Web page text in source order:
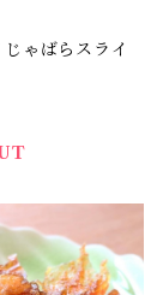
ゃばらスライ